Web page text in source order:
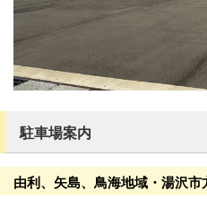
駐車場案内
由利、矢島、鳥海地域・湯沢市